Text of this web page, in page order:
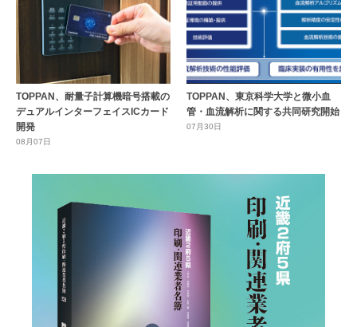
TOPPAN、耐量子計算機暗号搭載の
デュアルインターフェイスICカード
開発
08月07日
TOPPAN、東京科学大学と微小血
管・血流解析に関する共同研究開始
07月30日